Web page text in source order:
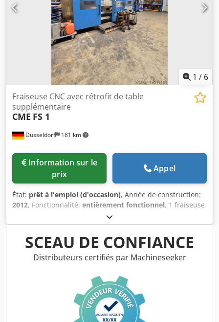
1 / 6
Düsseldorf 181 km
Fraiseuse CNC avec rétrofit de table
supplémentaire
CME FS 1
prix
Appel
État: prêt à l'emploi (d'occasion), Année de construction:
2012, Fonctionnalité: entièrement fonctionnel, 1 fraiseuse
CNC à banc d'occasion avec commande Heidenhain.
Dksdswxxzqspfx Afxsr De plus, table rotative La table
rotative a un diamètre de 1200 mm. 220 000 € – en
2012/2013, la machine a été rééquipée d'une nouvelle
table rotative Rexroth entièrement installée sur l’axe C.
qu’une sonde de mesure 3D sont également disponibles.
SCEAU DE CONFIANCE
Distributeurs certifiés par Machineseeker